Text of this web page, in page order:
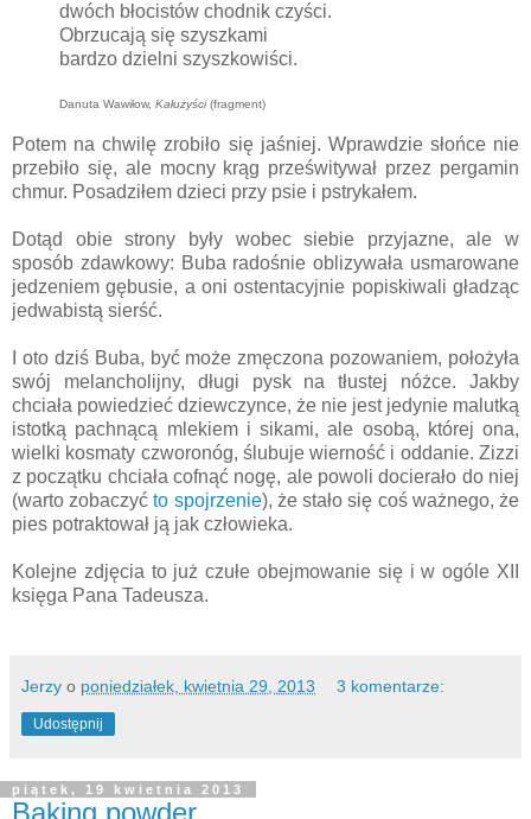
dwóch błocistów chodnik czyści.
Obrzucają się szyszkami
bardzo dzielni szyszkowiści.
Danuta Wawiłow, Kałużyści(fragment)
Potem na chwilę zrobiło się jaśniej. Wprawdzie słońce nie
przebiło się, ale mocny krąg prześwitywał przez pergamin
chmur. Posadziłem dzieci przy psie i pstrykałem.
Dotąd obie strony były wobec siebie przyjazne, ale w
sposób zdawkowy: Buba radośnie oblizywała usmarowane
jedzeniem gębusie, a oni ostentacyjnie popiskiwali gładząc
jedwabistą sierść.
I oto dziś Buba, być może zmęczona pozowaniem, położyła
swój melancholijny, długi pysk na tłustej nóżce. Jakby
chciała powiedzieć dziewczynce, że nie jest jedynie malutką
istotką pachnącą mlekiem i sikami, ale osobą, której ona,
wielki kosmaty czworonóg, ślubuje wierność i oddanie. Zizzi
z początku chciała cofnąć nogę, ale powoli docierało do niej
(warto zobaczyćto spojrzenie), że stało się coś ważnego, że
pies potraktował ją jak człowieka.
Kolejne zdjęcia to już czułe obejmowanie się i w ogóle XII
księga Pana Tadeusza.
Jerzy o poniedziałek, kwietnia 29, 2013 3 komentarze:
Udostępnij
piątek, 19 kwietnia 2013
Baking powder